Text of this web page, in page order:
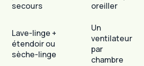
secours
oreiller
Lave-linge +
étendoir ou
sèche-linge
Un
ventilateur
par
chambre